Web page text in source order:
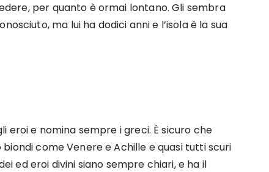
per quanto è ormai lontano. Gli sembra
ma lui ha dodici anni e l’isola è la sua
eroi e nomina sempre i greci. È sicuro che
come Venere e Achille e quasi tutti scuri
ed eroi divini siano sempre chiari, e ha il